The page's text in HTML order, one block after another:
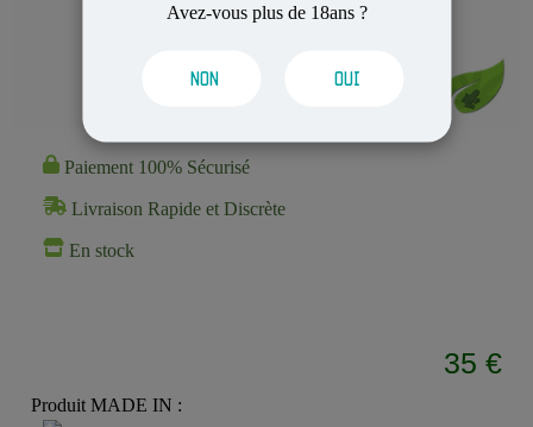
Avez-vous plus de 18ans ?
NON OUI
Paiement 100% Sécurisé
Livraison Rapide et Discrète
En stock
35 €
Produit MADE IN :